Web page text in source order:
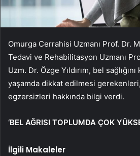
Omurga Cerrahisi Uzmanı Prof. Dr.
Tedavi ve Rehabilitasyon Uzmanı
Uzm. Dr. Özge Yıldırım, bel
yaşamda dikkat edilmesi
egzersizleri hakkında bilgi verdi.
‘BEL AĞRISI TOPLUMDA ÇOK
İlgili Makaleler